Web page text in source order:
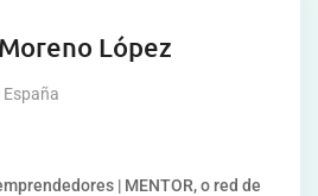
López
España
| MENTOR, o red de